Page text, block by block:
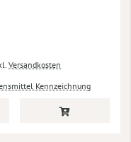
Versandkosten
Kennzeichnung